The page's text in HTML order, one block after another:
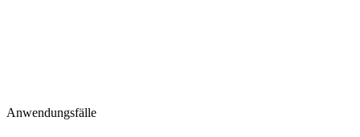
Anwendungsfälle